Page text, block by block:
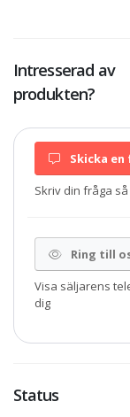
Intresserad av
produkten?
Skicka
Skriv din fråga
Ring till
Visa säljarens
dig
Status